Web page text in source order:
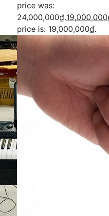
price was:
24,000,000₫.19,000,000
price is: 19,000,000₫.